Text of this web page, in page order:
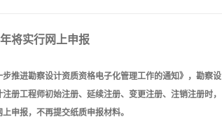
将实行网上申报
推进勘察设计资质资格电子化管理工作的通知》，勘察设
册工程师初始注册、延续注册、变更注册、注销注册时，
申报，不再提交纸质申报材料。